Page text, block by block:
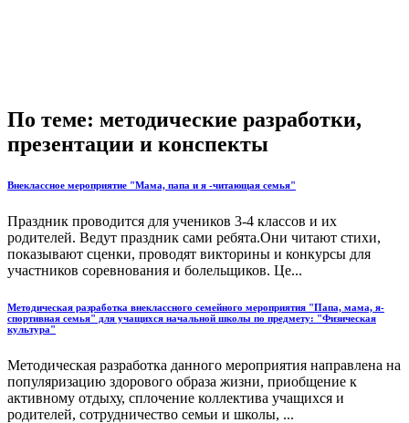
По теме: методические разработки,
презентации и конспекты
Внеклассное мероприятие "Мама, папа и я -читающая семья"
Праздник проводится для учеников 3-4 классов и их
родителей. Ведут праздник сами ребята.Они читают стихи,
показывают сценки, проводят викторины и конкурсы для
участников соревнования и болельщиков. Це...
Методическая разработка внеклассного семейного мероприятия "Папа, мама, я-
спортивная семья" для учащихся начальной школы по предмету: "Физическая
культура"
Методическая разработка данного мероприятия направлена на
популяризацию здорового образа жизни, приобщение к
активному отдыху, сплочение коллектива учащихся и
родителей, сотрудничество семьи и школы, ...